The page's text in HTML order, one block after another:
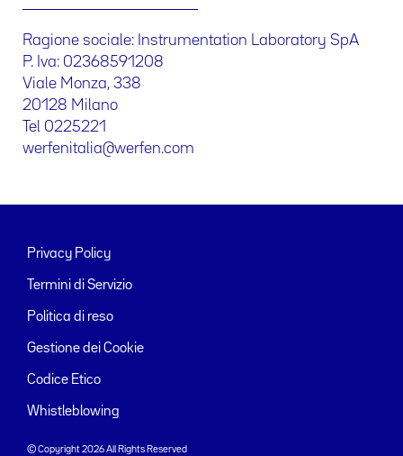
Ragione sociale: Instrumentation Laboratory SpA
P. Iva: 02368591208
Viale Monza, 338
20128 Milano
Tel 0225221
werfenitalia@werfen.com
Privacy Policy
Termini di Servizio
Politica di reso
Gestione dei Cookie
Codice Etico
Whistleblowing
© Copyright 2026 All Rights Reserved